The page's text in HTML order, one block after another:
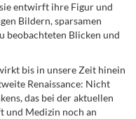
entwirft ihre Figur und
Bildern, sparsamen
beobachteten Blicken und
bis in unsere Zeit hinein
Renaissance: Nicht
das bei der aktuellen
und Medizin noch an